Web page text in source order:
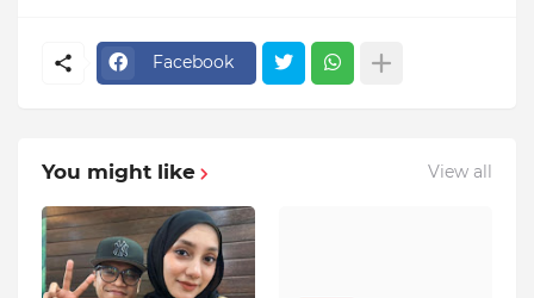
Facebook
You might like View all